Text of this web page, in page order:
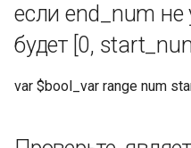
Определите, находится ли
IP-адрес в диапазоне IP,
верните 1, в противном
если end_num
будет [0,
var $bool_var range num